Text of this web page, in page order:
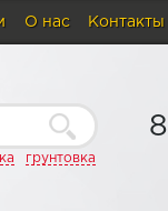
О нас Контакты
грунтовка